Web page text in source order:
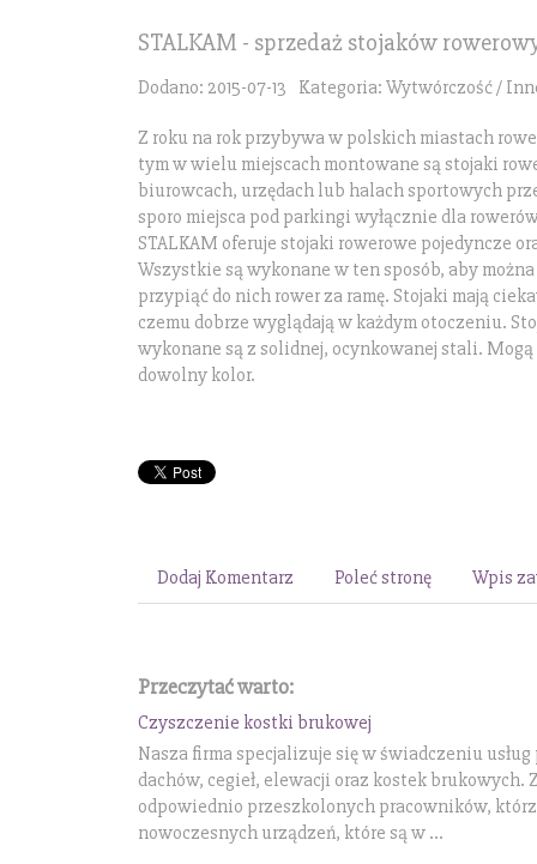
STALKAM - sprzedaż stojaków
Dodano: 2015-07-13 Kategoria: Wytwórczość /
Z roku na rok przybywa w polskich miastach
tym w wielu miejscach montowane są stojaki
biurowcach, urzędach lub halach sportowych
sporo miejsca pod parkingi wyłącznie dla
STALKAM oferuje stojaki rowerowe pojedyncze
Wszystkie są wykonane w ten sposób, aby
przypiąć do nich rower za ramę. Stojaki mają
czemu dobrze wyglądają w każdym otoczeniu.
wykonane są z solidnej, ocynkowanej stali.
dowolny kolor.
Dodaj Komentarz Poleć stronę Wpis
Przeczytać warto:
Czyszczenie kostki brukowej
Nasza firma specjalizuje się w świadczeniu
dachów, cegieł, elewacji oraz kostek
odpowiednio przeszkolonych pracowników,
nowoczesnych urządzeń, które są w ...